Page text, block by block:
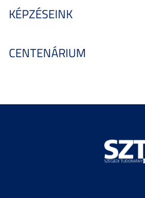
KÉPZÉSEINK
CENTENÁRIUM